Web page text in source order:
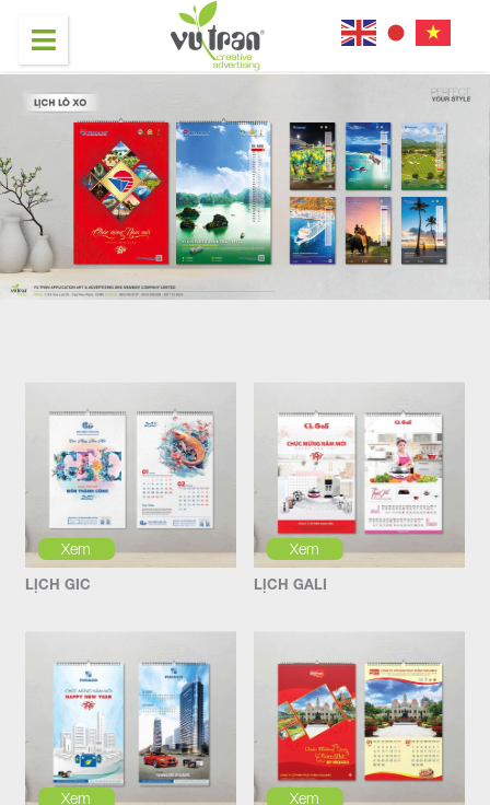
Xem
LỊCH GIC
Xem
LỊCH GALI
Xem Xem